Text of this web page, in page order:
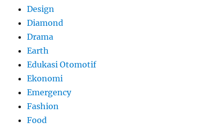
Design
Diamond
Drama
Earth
Edukasi Otomotif
Ekonomi
Emergency
Fashion
Food